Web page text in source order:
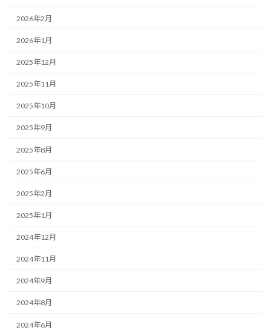
2026年2月
2026年1月
2025年12月
2025年11月
2025年10月
2025年9月
2025年8月
2025年6月
2025年2月
2025年1月
2024年12月
2024年11月
2024年9月
2024年8月
2024年6月